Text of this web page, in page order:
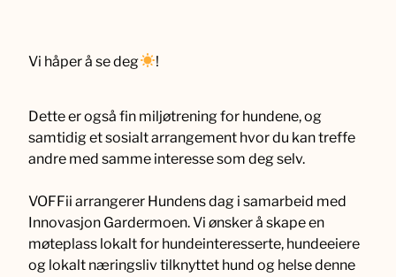
Vi håper å se deg !
Dette er også fin miljøtrening for hundene, og
samtidig et sosialt arrangement hvor du kan treffe
andre med samme interesse som deg selv.
VOFFii arrangerer Hundens dag i samarbeid med
Innovasjon Gardermoen. Vi ønsker å skape en
møteplass lokalt for hundeinteresserte, hundeeiere
og lokalt næringsliv tilknyttet hund og helse denne